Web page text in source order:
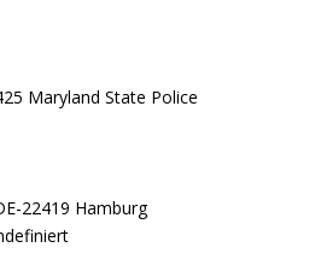
Maryland State Police
22419 Hamburg